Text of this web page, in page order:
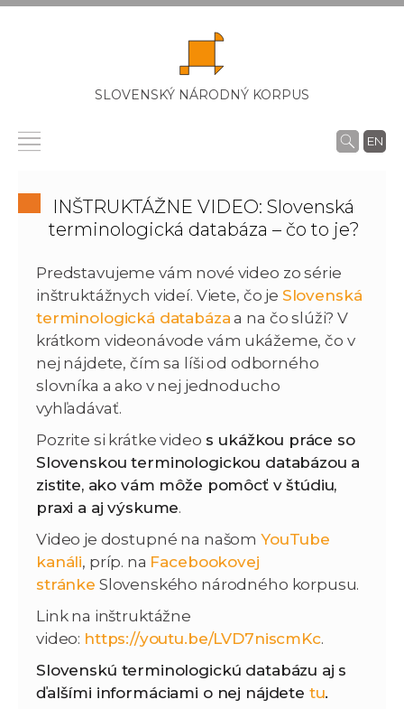
SLOVENSKÝ NÁRODNÝ KORPUS
EN
INŠTRUKTÁŽNE VIDEO: Slovenská
terminologická databáza – čo to je?
Predstavujeme vám nové video zo série
inštruktážnych videí. Viete, čo je Slovenská
terminologická databáza a na čo slúži? V
krátkom videonávode vám ukážeme, čo v
nej nájdete, čím sa líši od odborného
slovníka a ako v nej jednoducho
vyhľadávať.
Pozrite si krátke video s ukážkou práce so
Slovenskou terminologickou databázou a
zistite, ako vám môže pomôcť v štúdiu,
praxi a aj výskume.
Video je dostupné na našom YouTube
kanáli, príp. na Facebookovej
stránke Slovenského národného korpusu.
Link na inštruktážne
video: https://youtu.be/LVD7niscmKc.
Slovenskú terminologickú databázu aj s
ďalšími informáciami o nej nájdete tu.